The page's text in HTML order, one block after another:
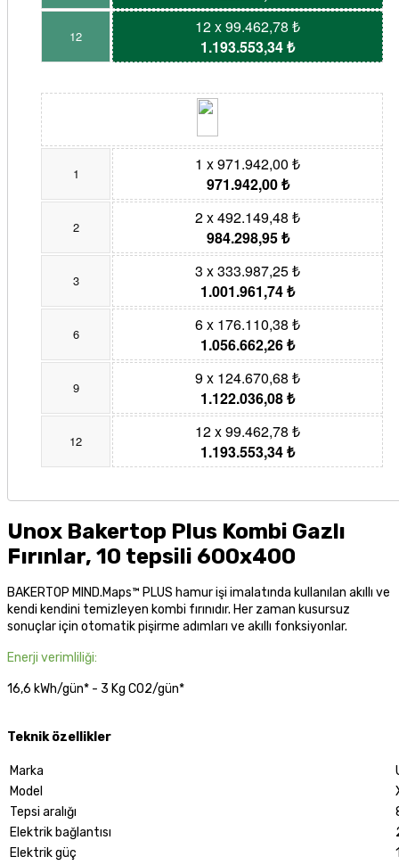
12
12 x 99.462,78 ₺
1.193.553,34 ₺
1
1 x 971.942,00 ₺
971.942,00 ₺
2
2 x 492.149,48 ₺
984.298,95 ₺
3
3 x 333.987,25 ₺
1.001.961,74 ₺
6
6 x 176.110,38 ₺
1.056.662,26 ₺
9
9 x 124.670,68 ₺
1.122.036,08 ₺
12
12 x 99.462,78 ₺
1.193.553,34 ₺
Unox Bakertop Plus Kombi Gazlı
Fırınlar, 10 tepsili 600x400
BAKERTOP MIND.Maps™ PLUS hamur işi imalatında kullanılan akıllı ve
kendi kendini temizleyen kombi fırınıdır. Her zaman kusursuz
sonuçlar için otomatik pişirme adımları ve akıllı fonksiyonlar.
Enerji verimliliği:
16,6 kWh/gün* - 3 Kg CO2/gün*
Teknik özellikler
Marka
Model
Tepsi aralığı
Elektrik bağlantısı
Elektrik güç